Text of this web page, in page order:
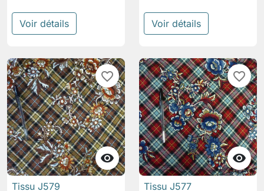
Voir détails Voir détails

favorite_border
Tissu J579

favorite_border
Tissu J577